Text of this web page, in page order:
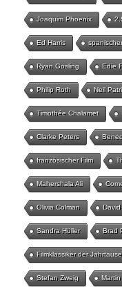
Joaquim Phoenix
Ed Harris
Ryan Gosling Edie
Philip Roth Neil
Timothée Chalamet
Clarke Peters
französischer Film
Mahershala Ali
Olivia Colman
Sandra Hüller Brad
Filmklassiker der
Stefan Zweig